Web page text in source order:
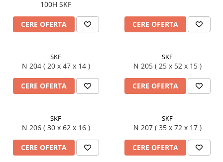
100H SKF
CERE OFERTA CERE OFERTA
SKF
N 204 ( 20 x 47 x 14 )
CERE OFERTA
SKF
N 205 ( 25 x 52 x 15 )
CERE OFERTA
SKF
N 206 ( 30 x 62 x 16 )
CERE OFERTA
SKF
N 207 ( 35 x 72 x 17 )
CERE OFERTA